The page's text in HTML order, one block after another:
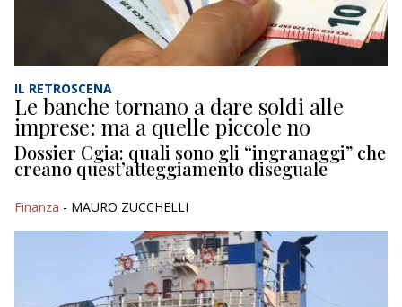
IL RETROSCENA
Le banche tornano a dare soldi alle
imprese: ma a quelle piccole no
Dossier Cgia: quali sono gli “ingranaggi” che
creano quest’atteggiamento diseguale
Finanza - MAURO ZUCCHELLI